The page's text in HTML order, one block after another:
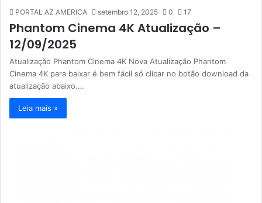
PORTAL AZ AMERICA setembro 12, 2025 0 17
Phantom Cinema 4K Atualização –
12/09/2025
Atualização Phantom Cinema 4K Nova Atualização Phantom
Cinema 4K para baixar é bem fácil só clicar no botão download da
atualização abaixo.…
Leia mais »